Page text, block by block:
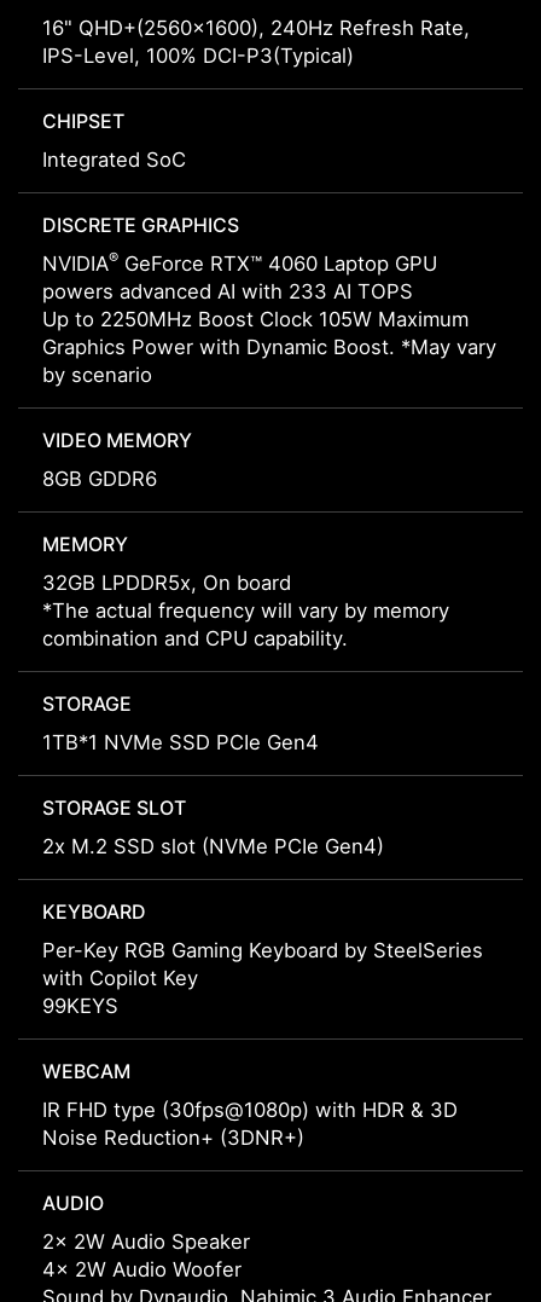
16" QHD+(2560x1600), 240Hz Refresh Rate,
IPS-Level, 100% DCI-P3(Typical)
CHIPSET
Integrated SoC
DISCRETE GRAPHICS
NVIDIA® GeForce RTX™ 4060 Laptop GPU
powers advanced AI with 233 AI TOPS
Up to 2250MHz Boost Clock 105W Maximum
Graphics Power with Dynamic Boost. *May vary
by scenario
VIDEO MEMORY
8GB GDDR6
MEMORY
32GB LPDDR5x, On board
*The actual frequency will vary by memory
combination and CPU capability.
STORAGE
1TB*1 NVMe SSD PCIe Gen4
STORAGE SLOT
2x M.2 SSD slot (NVMe PCIe Gen4)
KEYBOARD
Per-Key RGB Gaming Keyboard by SteelSeries
with Copilot Key
99KEYS
WEBCAM
IR FHD type (30fps@1080p) with HDR & 3D
Noise Reduction+ (3DNR+)
AUDIO
2x 2W Audio Speaker
4x 2W Audio Woofer